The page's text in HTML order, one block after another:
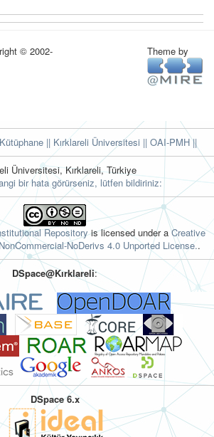
© 2002-
Theme by
|| Kırklareli Üniversitesi || OAI-PMH ||
Üniversitesi, Kırklareli, Türkiye
bir hata görürseniz, lütfen bildiriniz:
Repositoryis licensed under aCreative
NoDerivs 4.0 Unported License..
DSpace@Kırklareli:
DSpace 6.x